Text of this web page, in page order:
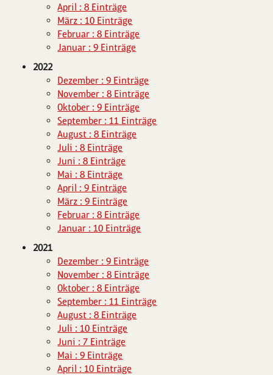
April : 8 Einträge
März : 10 Einträge
Februar : 8 Einträge
Januar : 9 Einträge
2022
Dezember : 9 Einträge
November : 8 Einträge
Oktober : 9 Einträge
September : 11 Einträge
August : 8 Einträge
Juli : 8 Einträge
Juni : 8 Einträge
Mai : 8 Einträge
April : 9 Einträge
März : 9 Einträge
Februar : 8 Einträge
Januar : 10 Einträge
2021
Dezember : 9 Einträge
November : 8 Einträge
Oktober : 8 Einträge
September : 11 Einträge
August : 8 Einträge
Juli : 10 Einträge
Juni : 7 Einträge
Mai : 9 Einträge
April : 10 Einträge